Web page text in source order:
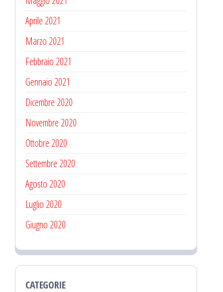
Aprile 2021
Marzo 2021
Febbraio 2021
Gennaio 2021
Dicembre 2020
Novembre 2020
Ottobre 2020
Settembre 2020
Agosto 2020
Luglio 2020
Giugno 2020
CATEGORIE